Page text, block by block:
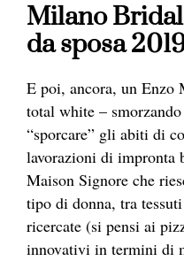
Milano
da sposa
E poi, ancora, un Enzo
total white –
“sporcare” gli abiti di
lavorazioni di impronta
Maison Signore che
tipo di donna, tra
ricercate (si pensi ai
innovativi in termini di